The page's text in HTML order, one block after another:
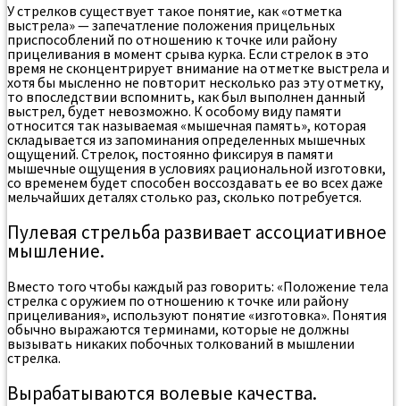
У стрелков существует такое понятие, как «отметка
выстрела» — запечатление положения прицельных
приспособлений по отношению к точке или району
прицеливания в момент срыва курка. Если стрелок в это
время не сконцентрирует внимание на отметке выстрела и
хотя бы мысленно не повторит несколько раз эту отметку,
то впоследствии вспомнить, как был выполнен данный
выстрел, будет невозможно. К особому виду памяти
относится так называемая «мышечная память», которая
складывается из запоминания определенных мышечных
ощущений. Стрелок, постоянно фиксируя в памяти
мышечные ощущения в условиях рациональной изготовки,
со временем будет способен воссоздавать ее во всех даже
мельчайших деталях столько раз, сколько потребуется.
Пулевая стрельба развивает ассоциативное
мышление.
Вместо того чтобы каждый раз говорить: «Положение тела
стрелка с оружием по отношению к точке или району
прицеливания», используют понятие «изготовка». Понятия
обычно выражаются терминами, которые не должны
вызывать никаких побочных толкований в мышлении
стрелка.
Вырабатываются волевые качества.